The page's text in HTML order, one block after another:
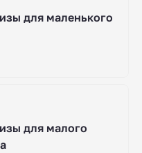
для маленького
для малого